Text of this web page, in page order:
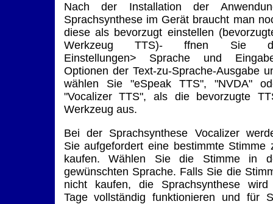
Nach der Installation der
Sprachsynthese im Gerät braucht man
diese als bevorzugt einstellen
Werkzeug TTS)- ffnen Sie
Einstellungen> Sprache und
Optionen der Text-zu-Sprache-Ausgabe
wählen Sie "eSpeak TTS", "NVDA"
"Vocalizer TTS", als die bevorzugte
Werkzeug aus.
Bei der Sprachsynthese Vocalizer
Sie aufgefordert eine bestimmte Stimme
kaufen. Wählen Sie die Stimme in
gewünschten Sprache. Falls Sie die
nicht kaufen, die Sprachsynthese
Tage vollständig funktionieren und für